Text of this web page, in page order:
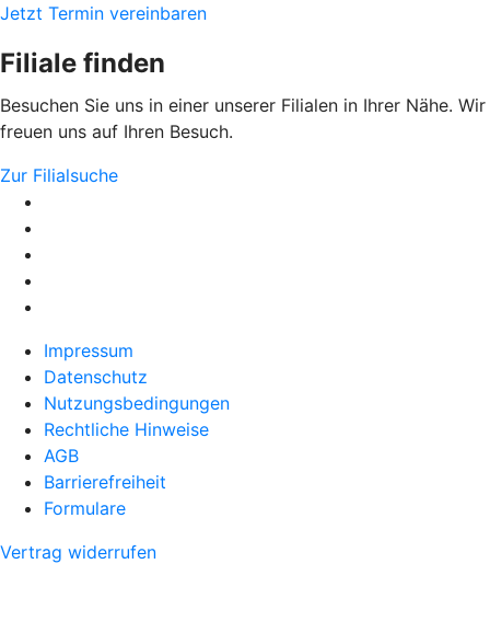
Jetzt Termin vereinbaren
Filiale finden
Besuchen Sie uns in einer unserer Filialen in Ihrer Nähe. Wir
freuen uns auf Ihren Besuch.
Zur Filialsuche
Impressum
Datenschutz
Nutzungsbedingungen
Rechtliche Hinweise
AGB
Barrierefreiheit
Formulare
Vertrag widerrufen